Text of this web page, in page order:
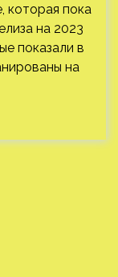
которая пока
на 2023
показали в
на